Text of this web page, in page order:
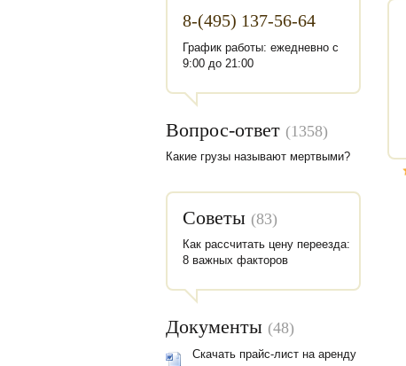
8-(495) 137-56-64
График работы: ежедневно с
9:00 до 21:00
Вопрос-ответ (1358)
Какие грузы называют мертвыми?
Советы (83)
Как рассчитать цену переезда:
8 важных факторов
Документы (48)
Скачать прайс-лист на аренду